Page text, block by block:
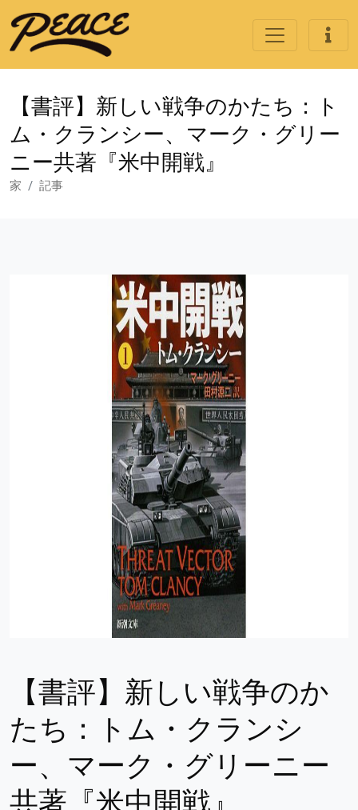
【書評】新しい戦争のかたち：ト
ム・クランシー、マーク・グリー
ニー共著『米中開戦』
家 記事
【書評】新しい戦争のか
たち：トム・クランシ
ー、マーク・グリーニー